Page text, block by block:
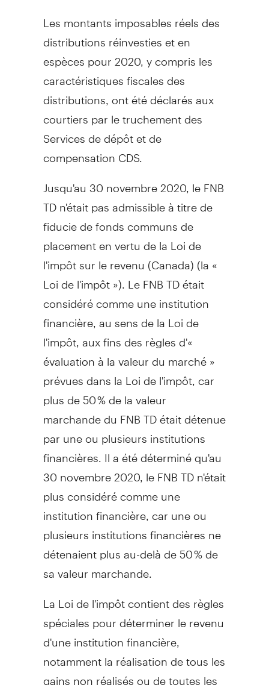
Les montants imposables réels des
distributions réinvesties et en
espèces pour 2020, y compris les
caractéristiques fiscales des
distributions, ont été déclarés aux
courtiers par le truchement des
Services de dépôt et de
compensation CDS.
Jusqu'au 30 novembre 2020, le FNB
TD n'était pas admissible à titre de
fiducie de fonds communs de
placement en vertu de laLoi de
l'impôt sur le revenu (Canada) (la «
Loi de l'impôt »). Le FNB TD était
considéré comme une institution
financière, au sens de laLoi de
l'impôt, aux fins des règles d'«
évaluation à la valeur du marché »
prévues dans laLoi del'impôt, car
plus de 50 % de la valeur
marchande du FNB TD était détenue
par une ou plusieurs institutions
financières. Il a été déterminé qu'au
30 novembre 2020, le FNB TD n'était
plus considéré comme une
institution financière, car une ou
plusieurs institutions financières ne
détenaient plus au-delà de 50 % de
sa valeur marchande.
LaLoi del'impôt contient des règles
spéciales pour déterminer le revenu
d'une institution financière,
notamment la réalisation de tous les
gains non réalisés ou de toutes les